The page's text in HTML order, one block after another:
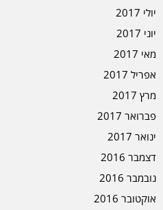
יולי 2017
יוני 2017
מאי 2017
אפריל 2017
מרץ 2017
פברואר 2017
ינואר 2017
דצמבר 2016
נובמבר 2016
אוקטובר 2016